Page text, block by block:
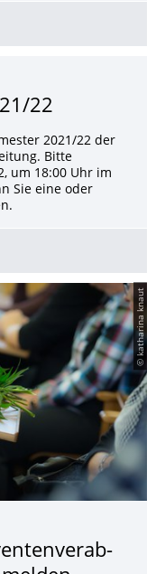
22
2021/22 der
Bitte
um 18:00 Uhr im
Sie eine oder
© katharina knaut